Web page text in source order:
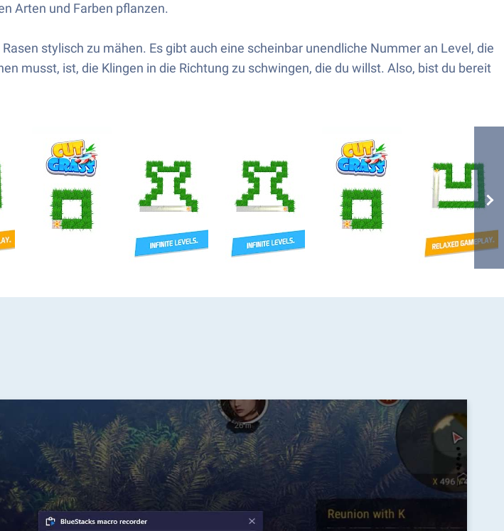
Arten und Farben pflanzen.
stylisch zu mähen. Es gibt auch eine scheinbar unendliche Nummer an Level, die
musst, ist, die Klingen in die Richtung zu schwingen, die du willst. Also, bist du bereit